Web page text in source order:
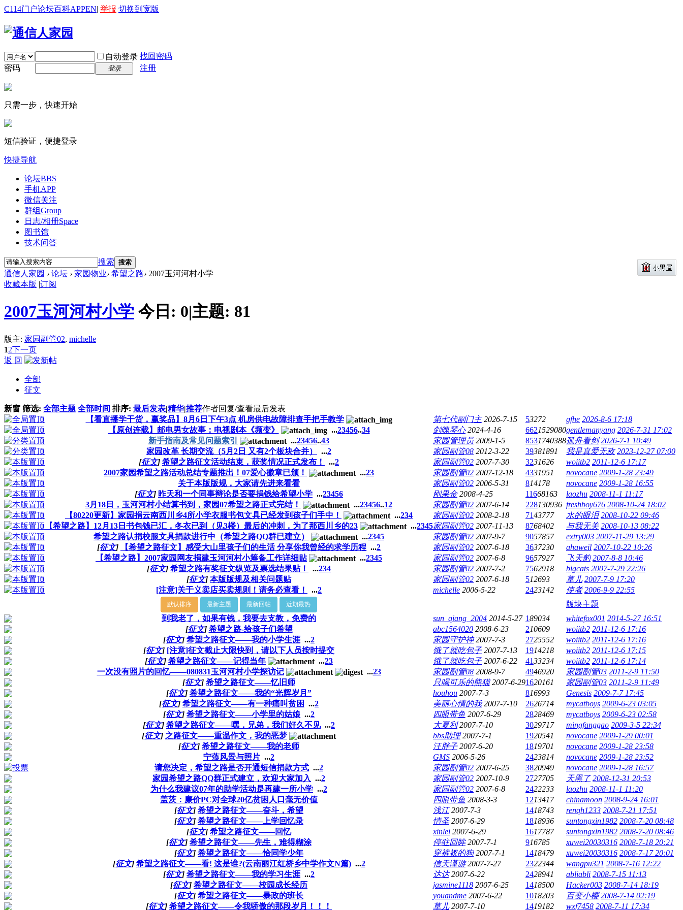
C114门户论坛百科APPEN| 举报 切换到宽版
自动登录 找回密码
密码
登录 注册
只需一步，快速开始
短信验证，便捷登录
快捷导航
论坛BBS
手机APP
微信关注
群组Group
日志/相册Space
图书馆
技术问答
搜索 搜索
通信人家园 › 论坛 › 家园物业› 希望之路› 2007玉河河村小学
收藏本版 |订阅
2007玉河河村小学 今日: 0|主题: 81
版主: 家园副管02, michelle
12下一页
返 回
全部
征文
新窗 筛选: 全部主题 全部时间 排序: 最后发表|精华|推荐作者回复/查看最后发表
【看直播学干货，赢奖品】8月6日下午3点 机房供电故障排查手把手教学
第七代副门主 2026-7-15 53272 gfhe 2026-8-6 17:18
【原创连载】邮电男女故事：电视剧本《频变》
...23456..34 剑魄琴心 2024-4-16 6621529080gentlemanyang 2026-7-31 17:02
新手指南及常见问题索引
...23456..43 家园管理员 2009-1-5 8531740388孤舟看剑 2026-7-1 10:49
家园改革 长期交流（5月2日 又有2个板块合并）
...2 家园副管08 2012-3-22 39381891 我是真爱无敌 2023-12-27 07:00
[征文] 希望之路征文活动结束，获奖情况正式发布！ ...2 家园副管02 2007-7-30 3231626 woiitb2 2011-12-6 17:17
2007家园希望之路活动总结专题推出！07爱心徽章已颁！
...23 家园副管02 2007-12-18 4331951 novocane 2009-1-28 23:49
关于本版版规，大家请先进来看看
家园副管02 2006-5-31 814178 novocane 2009-1-28 16:55
[征文] 昨天和一个同事辩论是否要捐钱给希望小学 ...23456 刚果金 2008-4-25 11668163 laozhu 2008-11-1 11:17
3月18日，玉河河村小结算书到，家园07希望之路正式完结！
...23456..12 家园副管02 2007-6-14 228130936 freshboy676 2008-10-24 18:02
【80220更新】家园捐云南西川乡4所小学衣服书包文具已经发到孩子们手中！
...234 家园副管02 2008-2-18 7143777 水的眼泪 2008-10-22 09:46
【希望之路】12月13日书包钱已汇，冬衣已到（见3楼）最后的冲刺，为了那西川乡的23
...2345家园副管02 2007-11-13 8768402 与我无关 2008-10-13 08:22
希望之路认捐校服文具捐款进行中（希望之路QQ群已建立）
...2345 家园副管02 2007-9-7 9057857 extry003 2007-11-29 13:29
[征文] 【希望之路征文】感受大山里孩子们的生活 分享你我曾经的求学历程 ...2 家园副管02 2007-6-18 3637230 ahaweil 2007-10-22 10:26
【希望之路】2007家园网友捐建玉河河村小筹备工作详细贴
...2345 家园副管02 2007-6-8 9657927 飞天豹 2007-8-8 10:46
[征文] 希望之路有奖征文纵览及票选结果贴！ ...234 家园副管02 2007-7-2 7562918 bigcats 2007-7-29 22:26
[征文] 本版版规及相关问题贴 家园副管02 2007-6-18 512693 草儿 2007-7-9 17:20
[注意]关于义卖店买卖规则！请务必查看！
...2 michelle 2006-5-22 2423142 使者 2006-9-9 22:55
默认排序 最新主题 最新回帖 近期最热
版块主题
到我老了，如果有钱，我要去支教，免费的
sun_qiang_2004 2014-5-27 189034 whitefox001 2014-5-27 16:51
[征文] 希望之路-给孩子们希望 abc1564020 2008-6-23 210609 woiitb2 2011-12-6 17:16
[征文] 希望之路征文——我的小学生涯 ...2 家园守护神 2007-7-3 2725552 woiitb2 2011-12-6 17:16
[征文] [注意]征文截止大限快到，请以下人员按时提交 饿了就吃包子 2007-7-13 1914218 woiitb2 2011-12-6 17:15
[征文] 希望之路征文——记得当年 ...23 饿了就吃包子 2007-6-22 4133234 woiitb2 2011-12-6 17:14
一次没有照片的回忆——080831玉河河村小学探访记
...23 家园副管08 2008-9-7 4946920 家园副管03 2011-2-9 11:50
[征文] 希望之路征文——忆旧师 只喝可乐的熊猫 2007-6-291620161 家园副管03 2011-2-9 11:49
[征文] 希望之路征文——我的“光辉岁月” houhou 2007-7-3 816993 Genesis 2009-7-7 17:45
[征文] 希望之路征文——有一种痛叫贫困 ...2 美丽心情的我 2007-7-10 2626714 mycatboys 2009-6-23 03:05
[征文] 希望之路征文——小学里的姑娘 ...2 四眼带鱼 2007-6-29 2828469 mycatboys 2009-6-23 02:58
[征文] 希望之路征文——嘿，兄弟，我们好久不见 ...2 大夏利 2007-7-10 3029717 mingfanggao 2009-3-5 22:34
[征文] 之路征文——重温作文，我的恶梦 bbs助理 2007-7-1 1920541 novocane 2009-1-29 00:01
[征文] 希望之路征文——我的老师 汪胖子 2007-6-20 1819701 novocane 2009-1-28 23:58
宁蒗风景与照片 ...2 GMS 2006-5-26 2423814 novocane 2009-1-28 23:52
请您决定，希望之路是否开通短信捐款方式 ...2 家园副管02 2007-6-25 3820949 novocane 2009-1-28 16:57
家园希望之路QQ群正式建立，欢迎大家加入 ...2 家园副管02 2007-10-9 2727705 天黑了 2008-12-31 20:53
为什么我建议07年的助学活动是再建一所小学 ...2 家园副管02 2007-6-8 2422233 laozhu 2008-11-1 11:20
盖茨：廉价PC对全球20亿贫困人口毫无价值
四眼带鱼 2008-3-3 1213417 chinamoon 2008-9-24 16:01
[征文] 希望之路征文——奋斗，希望 浅江 2007-7-3 1418743 renqh1233 2008-7-21 17:51
[征文] 希望之路征文——上学回忆录 情圣 2007-6-29 1818936 suntongxin1982 2008-7-20 08:48
[征文] 希望之路征文——回忆 xinlei 2007-6-29 1617787 suntongxin1982 2008-7-20 08:46
[征文] 希望之路征文——先生，难得糊涂 停驻回眸 2007-7-1 916785 xuwei20030316 2008-7-18 20:21
[征文] 希望之路征文——恰同学少年 穿裤衩的狗 2007-7-1 1418479 xuwei20030316 2008-7-17 20:01
[征文] 希望之路征文——看! 这是谁?(云南丽江红桥乡中学作文N篇) ...2 信天谨游 2007-7-27 2322344 wangpu321 2008-7-16 12:22
[征文] 希望之路征文——我的学习生涯 ...2 达达 2007-6-22 2428941 abliabli 2008-7-15 11:13
[征文] 希望之路征文——校园成长经历 jasmine1118 2007-6-25 1418500 Hacker003 2008-7-14 18:19
[征文] 希望之路征文——暴政的班长 youandme 2007-6-22 1018203 百变小樱 2008-7-14 02:19
[征文] 希望之路征文——令我骄傲的那段岁月！！！ 草儿 2007-7-10 1419182 wxf7458 2008-7-11 17:34